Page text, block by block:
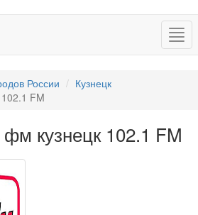
России
Кузнецк
FM
кузнецк 102.1 FM